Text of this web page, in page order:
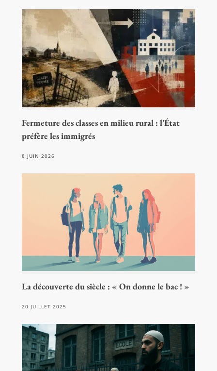
Fermeture des classes en milieu rural : l’État
préfère les immigrés
8 JUIN 2026
La découverte du siècle : « On donne le bac ! »
20 JUILLET 2025